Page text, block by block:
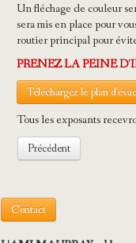
Un fléchage de couleur
sera mis en place pour
routier principal pour
PRENEZ LA PEINE
Téléchargez le plan
Tous les exposants
Précédent
Contact